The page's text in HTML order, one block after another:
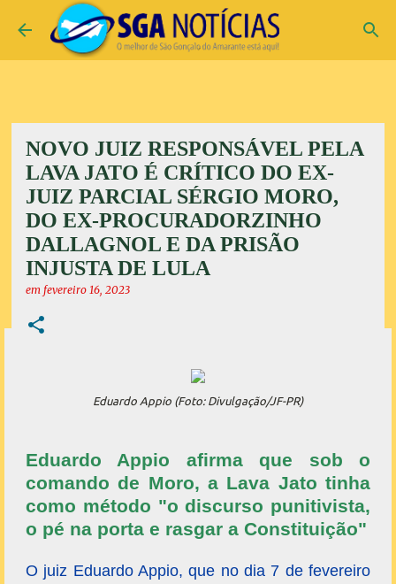
Pular para o conteúdo principal
NOVO JUIZ RESPONSÁVEL PELA
LAVA JATO É CRÍTICO DO EX-
JUIZ PARCIAL SÉRGIO MORO,
DO EX-PROCURADORZINHO
DALLAGNOL E DA PRISÃO
INJUSTA DE LULA
em fevereiro 16, 2023
Eduardo Appio (Foto: Divulgação/JF-PR)
Eduardo Appio afirma que sob o
comando de Moro, a Lava Jato tinha
como método "o discurso punitivista,
o pé na porta e rasgar a Constituição"
O juiz Eduardo Appio, que no dia 7 de fevereiro